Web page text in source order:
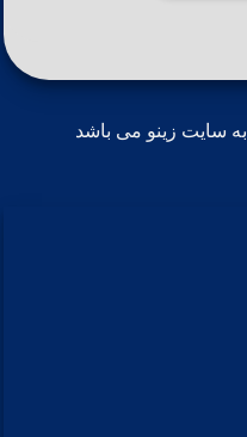
سایت زینو می باشد